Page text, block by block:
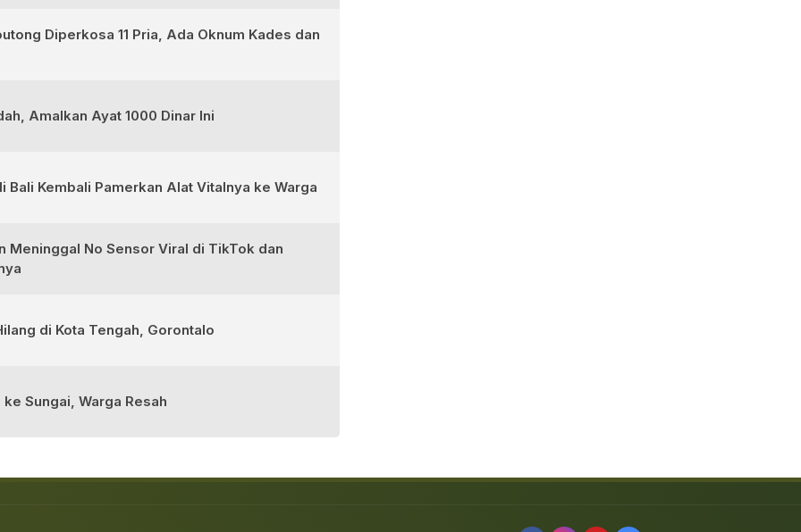
Diperkosa 11 Pria, Ada Oknum Kades dan
Amalkan Ayat 1000 Dinar Ini
Bali Kembali Pamerkan Alat Vitalnya ke Warga
Meninggal No Sensor Viral di TikTok dan
di Kota Tengah, Gorontalo
Sungai, Warga Resah